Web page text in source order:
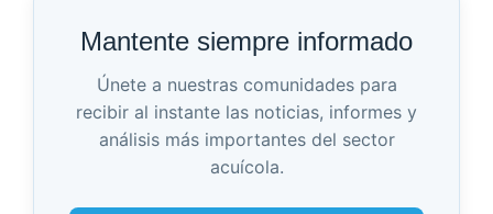
Mantente siempre informado
Únete a nuestras comunidades para
recibir al instante las noticias, informes y
análisis más importantes del sector
acuícola.